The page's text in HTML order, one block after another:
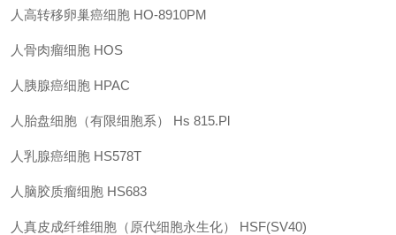
人高转移卵巢癌细胞 HO-8910PM
人骨肉瘤细胞 HOS
人胰腺癌细胞 HPAC
人胎盘细胞（有限细胞系） Hs 815.Pl
人乳腺癌细胞 HS578T
人脑胶质瘤细胞 HS683
人真皮成纤维细胞（原代细胞永生化） HSF(SV40)